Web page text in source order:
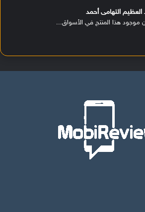
التهامى أحمد
موجود هذا المنتج في الأسواق...